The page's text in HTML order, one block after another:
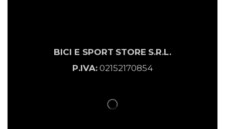
BICI E SPORT STORE S.R.L.
P.IVA:02152170854